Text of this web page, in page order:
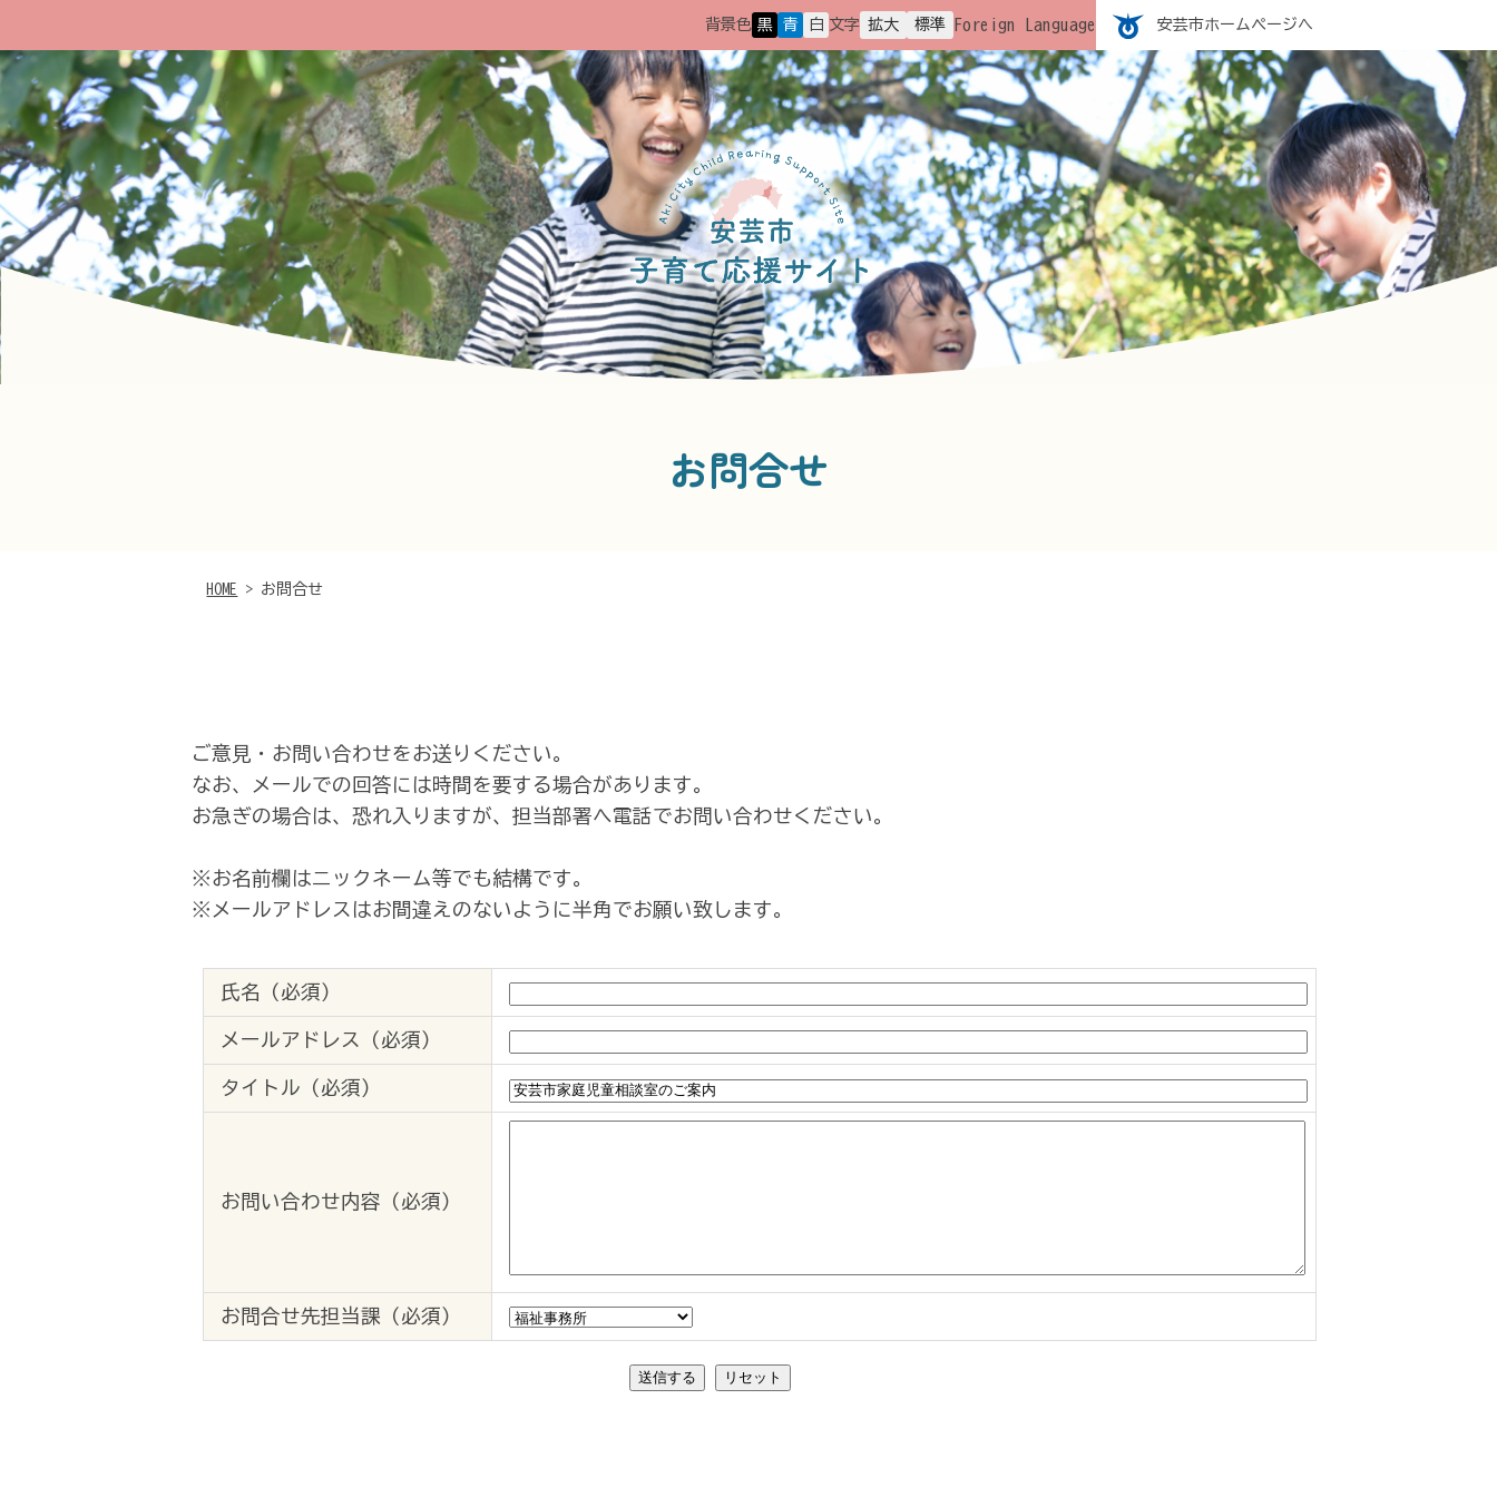
背景色 黒 青 白 文字 拡大 標準 Foreign Language 安芸市ホームページへ
お問合せ
HOME > お問合せ
ご意見・お問い合わせをお送りください。
なお、メールでの回答には時間を要する場合があります。
お急ぎの場合は、恐れ入りますが、担当部署へ電話でお問い合わせください。
※お名前欄はニックネーム等でも結構です。
※メールアドレスはお間違えのないように半角でお願い致します。
氏名（必須）
メールアドレス（必須）
タイトル（必須）
お問い合わせ内容（必須）
お問合せ先担当課（必須）